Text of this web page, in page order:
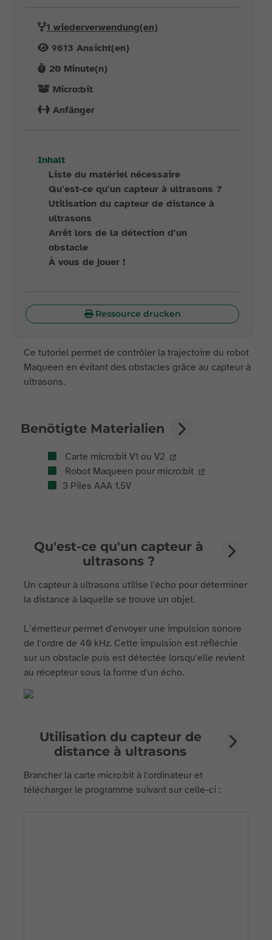
1 wiederverwendung(en)
9613 Ansicht(en)
20 Minute(n)
Micro:bit
Anfänger
Inhalt
Liste du matériel nécessaire
Qu'est-ce qu'un capteur à ultrasons ?
Utilisation du capteur de distance à
ultrasons
Arrêt lors de la détection d'un
obstacle
À vous de jouer !
Ressource drucken
Ce tutoriel permet de contrôler la trajectoire du robot
Maqueen en évitant des obstacles grâce au capteur à
ultrasons.
Benötigte Materialien
Carte micro:bit V1 ou V2
Robot Maqueen pour micro:bit
3 Piles AAA 1.5V
Qu'est-ce qu'un capteur à
ultrasons ?
Un capteur à ultrasons utilise l'écho pour déterminer
la distance à laquelle se trouve un objet.
L’émetteur permet d'envoyer une impulsion sonore
de l'ordre de 40 kHz. Cette impulsion est réfléchie
sur un obstacle puis est détectée lorsqu'elle revient
au récepteur sous la forme d'un écho.
Utilisation du capteur de
distance à ultrasons
Brancher la carte micro:bit à l'ordinateur et
télécharger le programme suivant sur celle-ci :